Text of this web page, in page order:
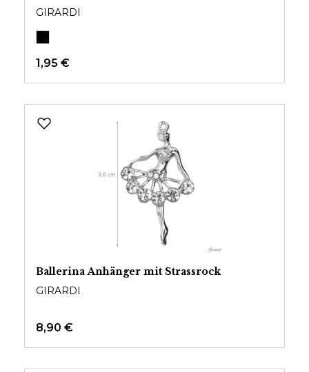
GIRARDI
1,95 €
Ballerina Anhänger mit Strassrock
GIRARDI
8,90 €